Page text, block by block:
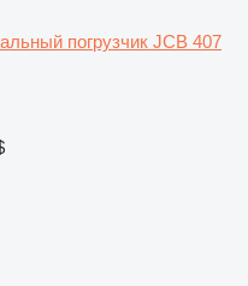
погрузчик JCB 407